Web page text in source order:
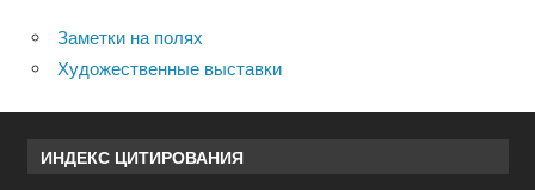
Заметки на полях
Художественные выставки
ИНДЕКС ЦИТИРОВАНИЯ